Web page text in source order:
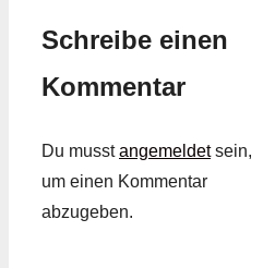
Schreibe einen
Kommentar
Du musstangemeldetsein,
um einen Kommentar
abzugeben.